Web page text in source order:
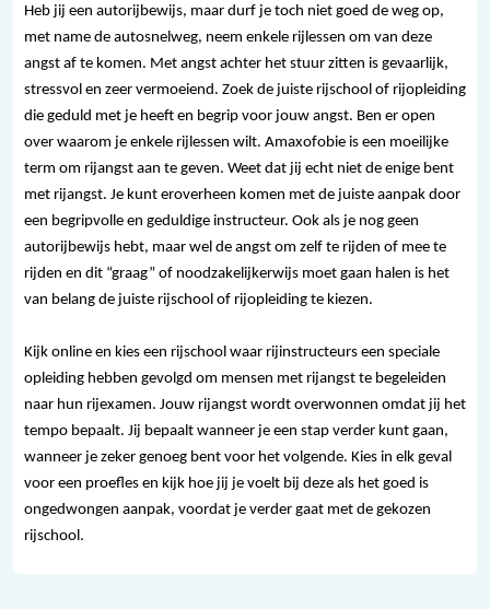
Heb jij een autorijbewijs, maar durf je toch niet goed de weg op,
met name de autosnelweg, neem enkele rijlessen om van deze
angst af te komen. Met angst achter het stuur zitten is gevaarlijk,
stressvol en zeer vermoeiend. Zoek de juiste rijschool of rijopleiding
die geduld met je heeft en begrip voor jouw angst. Ben er open
over waarom je enkele rijlessen wilt. Amaxofobie is een moeilijke
term om rijangst aan te geven. Weet dat jij echt niet de enige bent
met rijangst. Je kunt eroverheen komen met de juiste aanpak door
een begripvolle en geduldige instructeur. Ook als je nog geen
autorijbewijs hebt, maar wel de angst om zelf te rijden of mee te
rijden en dit “graag” of noodzakelijkerwijs moet gaan halen is het
van belang de juiste rijschool of rijopleiding te kiezen.
Kijk online en kies een rijschool waar rijinstructeurs een speciale
opleiding hebben gevolgd om mensen met rijangst te begeleiden
naar hun rijexamen. Jouw rijangst wordt overwonnen omdat jij het
tempo bepaalt. Jij bepaalt wanneer je een stap verder kunt gaan,
wanneer je zeker genoeg bent voor het volgende. Kies in elk geval
voor een proefles en kijk hoe jij je voelt bij deze als het goed is
ongedwongen aanpak, voordat je verder gaat met de gekozen
rijschool.